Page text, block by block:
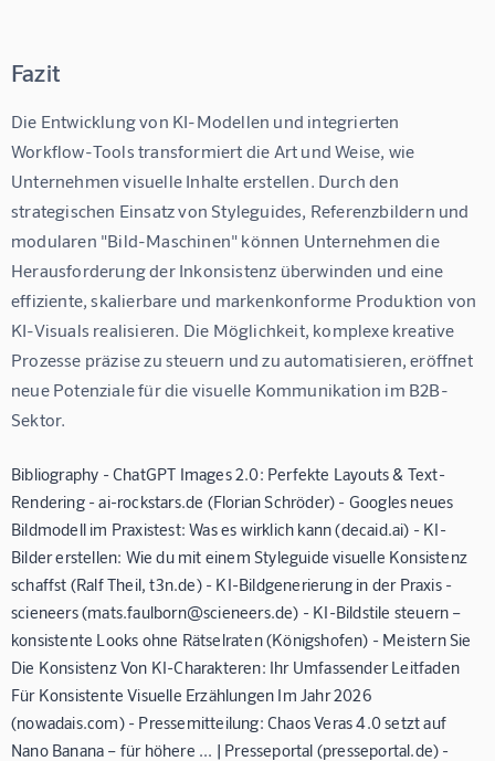
Fazit
Die Entwicklung von KI-Modellen und integrierten
Workflow-Tools transformiert die Art und Weise, wie
Unternehmen visuelle Inhalte erstellen. Durch den
strategischen Einsatz von Styleguides, Referenzbildern und
modularen "Bild-Maschinen" können Unternehmen die
Herausforderung der Inkonsistenz überwinden und eine
effiziente, skalierbare und markenkonforme Produktion von
KI-Visuals realisieren. Die Möglichkeit, komplexe kreative
Prozesse präzise zu steuern und zu automatisieren, eröffnet
neue Potenziale für die visuelle Kommunikation im B2B-
Sektor.
Bibliography - ChatGPT Images 2.0: Perfekte Layouts & Text-
Rendering - ai-rockstars.de (Florian Schröder) - Googles neues
Bildmodell im Praxistest: Was es wirklich kann (decaid.ai) - KI-
Bilder erstellen: Wie du mit einem Styleguide visuelle Konsistenz
schaffst (Ralf Theil, t3n.de) - KI-Bildgenerierung in der Praxis -
scieneers (mats.faulborn@scieneers.de) - KI-Bildstile steuern –
konsistente Looks ohne Rätselraten (Königshofen) - Meistern Sie
Die Konsistenz Von KI-Charakteren: Ihr Umfassender Leitfaden
Für Konsistente Visuelle Erzählungen Im Jahr 2026
(nowadais.com) - Pressemitteilung: Chaos Veras 4.0 setzt auf
Nano Banana – für höhere ... | Presseportal (presseportal.de) -